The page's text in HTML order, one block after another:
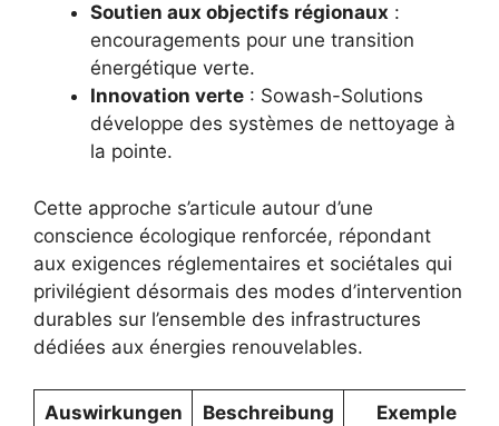
Soutien aux objectifs régionaux :
encouragements pour une transition
énergétique verte.
Innovation verte : Sowash-Solutions
développe des systèmes de nettoyage à
la pointe.
Cette approche s’articule autour d’une
conscience écologique renforcée, répondant
aux exigences réglementaires et sociétales qui
privilégient désormais des modes d’intervention
durables sur l’ensemble des infrastructures
dédiées aux énergies renouvelables.
Auswirkungen Beschreibung Exemple